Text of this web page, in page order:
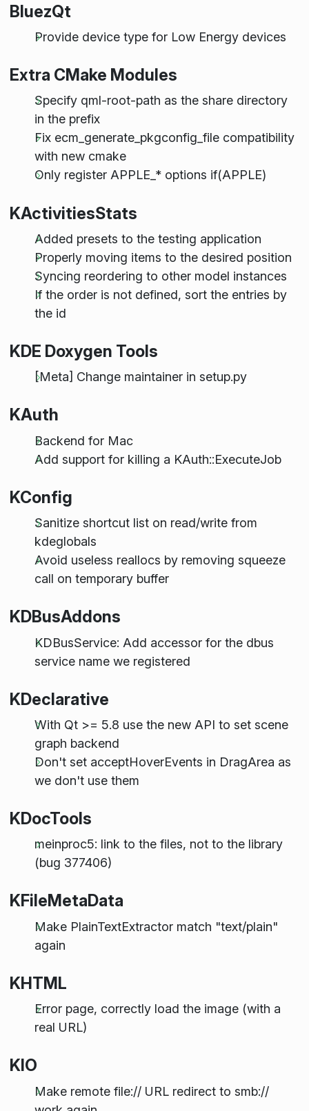
BluezQt
Provide device type for Low Energy devices
Extra CMake Modules
Specify qml-root-path as the share directory
in the prefix
Fix ecm_generate_pkgconfig_file compatibility
with new cmake
Only register APPLE_* options if(APPLE)
KActivitiesStats
Added presets to the testing application
Properly moving items to the desired position
Syncing reordering to other model instances
If the order is not defined, sort the entries by
the id
KDE Doxygen Tools
[Meta] Change maintainer in setup.py
KAuth
Backend for Mac
Add support for killing a KAuth::ExecuteJob
KConfig
Sanitize shortcut list on read/write from
kdeglobals
Avoid useless reallocs by removing squeeze
call on temporary buffer
KDBusAddons
KDBusService: Add accessor for the dbus
service name we registered
KDeclarative
With Qt >= 5.8 use the new API to set scene
graph backend
Don't set acceptHoverEvents in DragArea as
we don't use them
KDocTools
meinproc5: link to the files, not to the library
(bug 377406)
KFileMetaData
Make PlainTextExtractor match "text/plain"
again
KHTML
Error page, correctly load the image (with a
real URL)
KIO
Make remote file:// URL redirect to smb://